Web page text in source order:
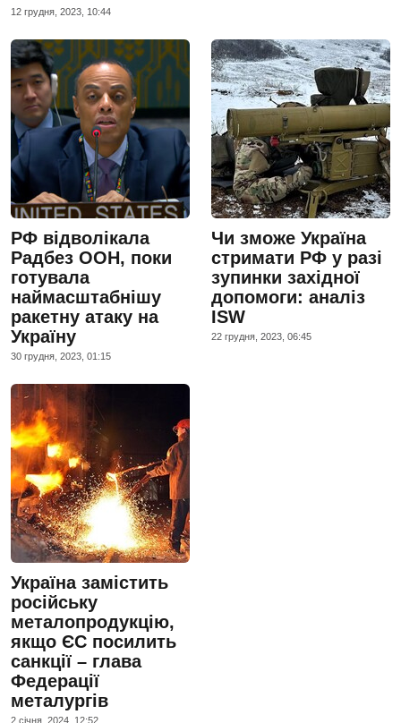
12 грудня, 2023, 10:44
РФ відволікала
Радбез ООН, поки
готувала
наймасштабнішу
ракетну атаку на
Україну
30 грудня, 2023, 01:15
Чи зможе Україна
стримати РФ у разі
зупинки західної
допомоги: аналіз
ISW
22 грудня, 2023, 06:45
Україна замістить
російську
металопродукцію,
якщо ЄС посилить
санкції – глава
Федерації
металургів